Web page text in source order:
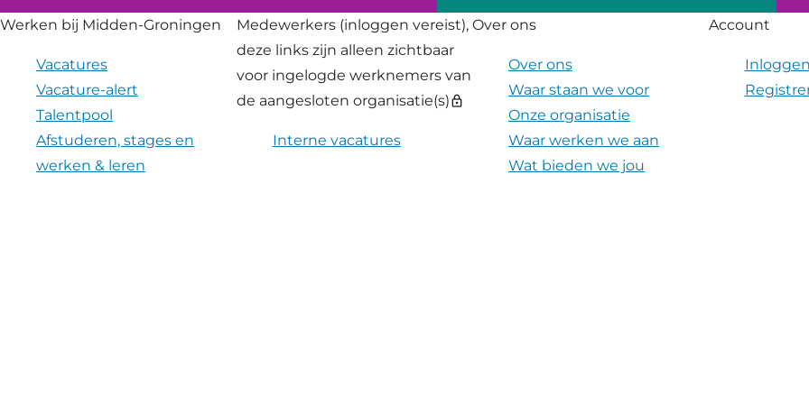
Werken bij Midden-Groningen
Vacatures
Vacature-alert
Talentpool
Afstuderen, stages en
werken & leren
Medewerkers (inloggen vereist),
deze links zijn alleen zichtbaar
voor ingelogde werknemers van
de aangesloten organisatie(s)lock
Interne vacatures
Over ons
Over ons
Waar staan we voor
Onze organisatie
Waar werken we aan
Wat bieden we jou
Account
Inloggen